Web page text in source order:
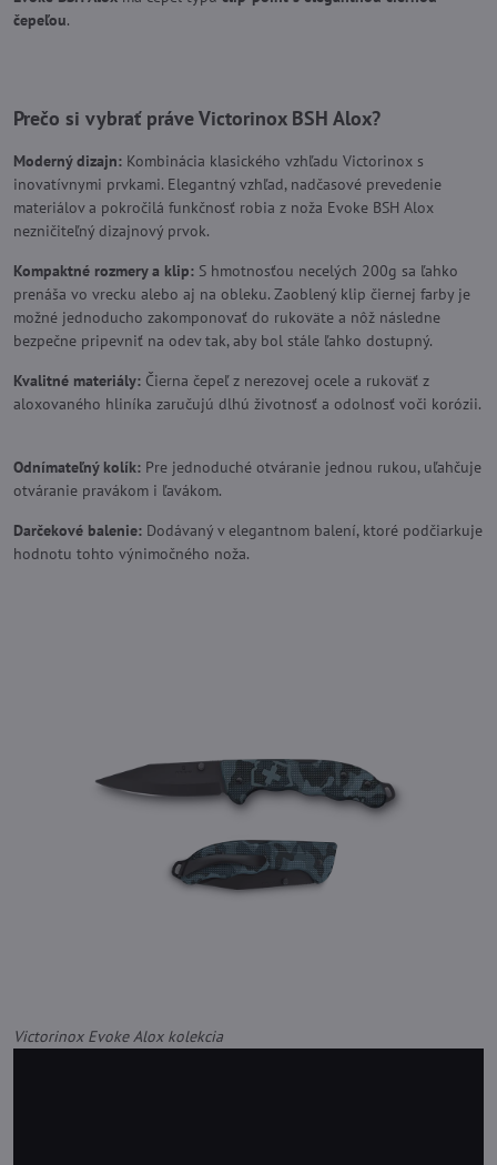
čepeľou.
Prečo si vybrať práve Victorinox BSH Alox?
Moderný dizajn: Kombinácia klasického vzhľadu Victorinox s
inovatívnymi prvkami. Elegantný vzhľad, nadčasové prevedenie
materiálov a pokročilá funkčnosť robia z noža Evoke BSH Alox
nezničiteľný dizajnový prvok.
Kompaktné rozmery a klip: S hmotnosťou necelých 200g sa ľahko
prenáša vo vrecku alebo aj na obleku. Zaoblený klip čiernej farby je
možné jednoducho zakomponovať do rukoväte a nôž následne
bezpečne pripevniť na odev tak, aby bol stále ľahko dostupný.
Kvalitné materiály: Čierna čepeľ z nerezovej ocele a rukoväť z
aloxovaného hliníka zaručujú dlhú životnosť a odolnosť voči korózii.
Odnímateľný kolík: Pre jednoduché otváranie jednou rukou, uľahčuje
otváranie pravákom i ľavákom.
Darčekové balenie: Dodávaný v elegantnom balení, ktoré podčiarkuje
hodnotu tohto výnimočného noža.
Victorinox Evoke Alox kolekcia